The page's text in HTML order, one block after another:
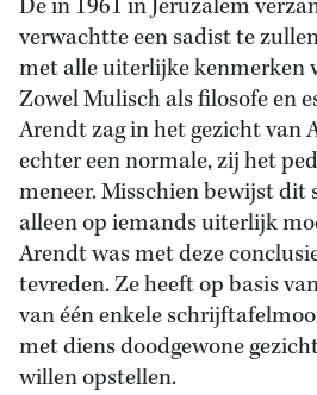
De in 1961 in Jeruzalem
verwachtte een sadist te
met alle uiterlijke kenmerken
Zowel Mulisch als filosofe en
Arendt zag in het gezicht van
echter een normale, zij het
meneer. Misschien bewijst dit
alleen op iemands uiterlijk
Arendt was met deze
tevreden. Ze heeft op basis
van één enkele
met diens doodgewone
willen opstellen.